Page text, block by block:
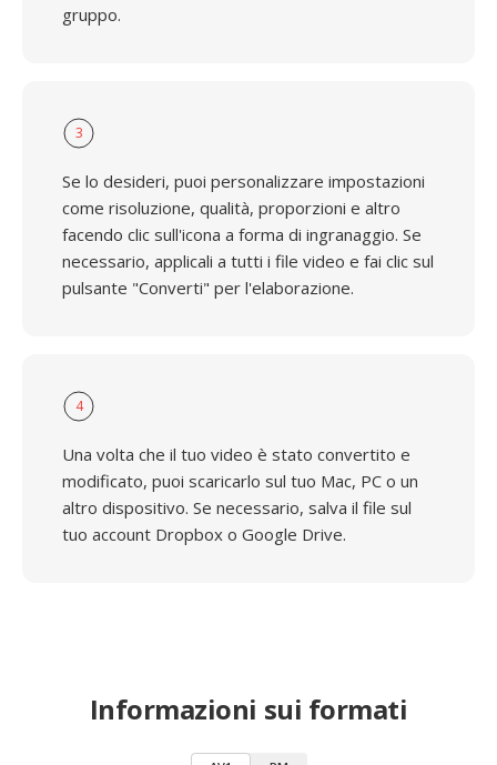
gruppo.
3
Se lo desideri, puoi personalizzare impostazioni
come risoluzione, qualità, proporzioni e altro
facendo clic sull'icona a forma di ingranaggio. Se
necessario, applicali a tutti i file video e fai clic sul
pulsante "Converti" per l'elaborazione.
4
Una volta che il tuo video è stato convertito e
modificato, puoi scaricarlo sul tuo Mac, PC o un
altro dispositivo. Se necessario, salva il file sul
tuo account Dropbox o Google Drive.
Informazioni sui formati